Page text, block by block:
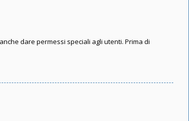
dare permessi speciali agli utenti. Prima di